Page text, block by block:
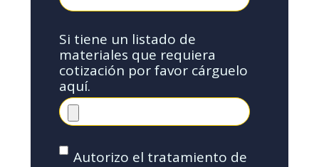
Si tiene un listado de
materiales que requiera
cotización por favor cárguelo
aquí.
Autorizo el tratamiento de